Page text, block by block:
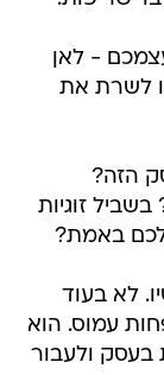
- לאן
לשרת את
הזה?
זוגיות
לכם באמת?
לא בעוד
עמוס. הוא
ולעבור